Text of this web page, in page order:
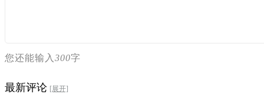
您还能输入 300字
最新评论 [展开]